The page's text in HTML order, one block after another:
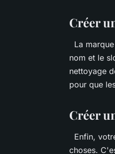
Créer
La
nom et le
nettoyage
pour que
Créer
Enfin,
choses.